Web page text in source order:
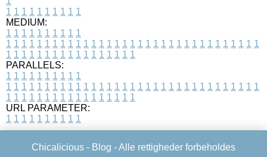
1 1 1 1 1 1 1 1 1 1
MEDIUM:
1 1 1 1 1 1 1 1 1 1
1 1 1 1 1 1 1 1 1 1 1 1 1 1 1 1 1 1 1 1 1 1 1 1 1 1 1 1 1 1 1 1 1
1 1 1 1 1 1 1 1 1 1 1 1 1 1 1 1 1
PARALLELS:
1 1 1 1 1 1 1 1 1 1
1 1 1 1 1 1 1 1 1 1 1 1 1 1 1 1 1 1 1 1 1 1 1 1 1 1 1 1 1 1 1 1 1
1 1 1 1 1 1 1 1 1 1 1 1 1 1 1 1 1
URL PARAMETER:
1 1 1 1 1 1 1 1 1 1
Chicalicious - Blog - Alle rettigheder forbeholdes